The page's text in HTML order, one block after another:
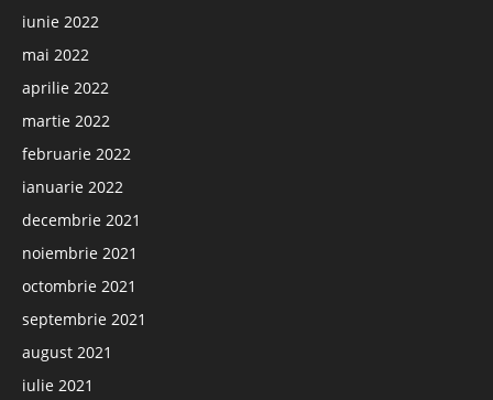
iunie 2022
mai 2022
aprilie 2022
martie 2022
februarie 2022
ianuarie 2022
decembrie 2021
noiembrie 2021
octombrie 2021
septembrie 2021
august 2021
iulie 2021